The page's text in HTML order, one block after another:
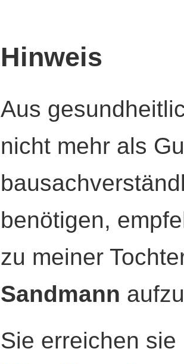
Hinweis
Aus
nicht mehr als
benötigen,
zu meiner
Sandmann
Sie erreichen sie